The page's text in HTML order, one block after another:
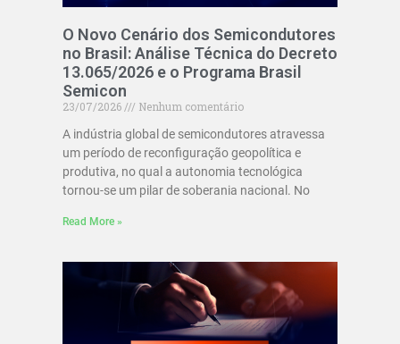
O Novo Cenário dos Semicondutores
no Brasil: Análise Técnica do Decreto
13.065/2026 e o Programa Brasil
Semicon
23/07/2026
Nenhum comentário
A indústria global de semicondutores atravessa
um período de reconfiguração geopolítica e
produtiva, no qual a autonomia tecnológica
tornou-se um pilar de soberania nacional. No
Read More »